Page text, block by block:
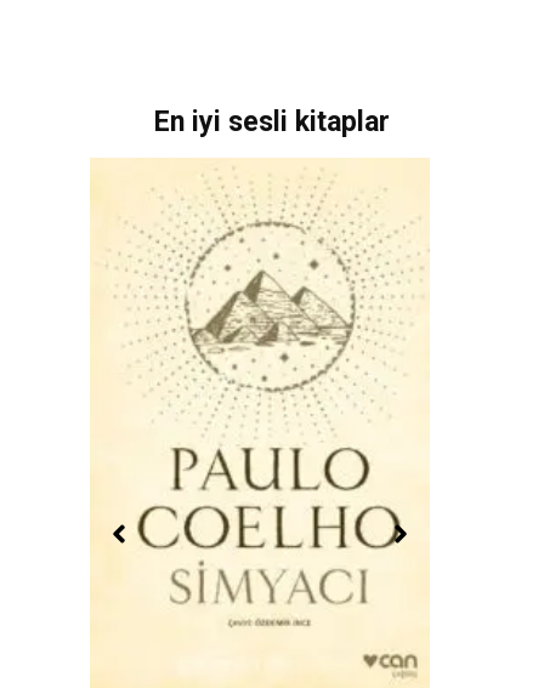
En iyi sesli kitaplar